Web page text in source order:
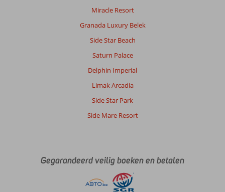
Miracle Resort
Granada Luxury Belek
Side Star Beach
Saturn Palace
Delphin Imperial
Limak Arcadia
Side Star Park
Side Mare Resort
Gegarandeerd veilig boeken en betalen